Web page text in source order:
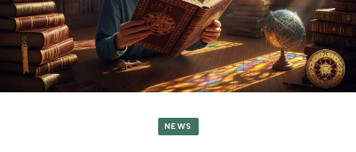
NEWS